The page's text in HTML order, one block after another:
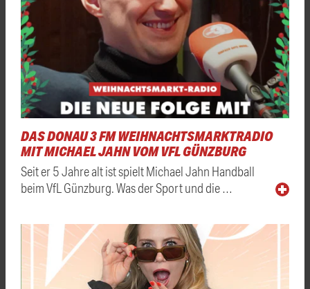
DAS DONAU 3 FM WEIHNACHTSMARKTRADIO
MIT MICHAEL JAHN VOM VFL GÜNZBURG
Seit er 5 Jahre alt ist spielt Michael Jahn Handball
beim VfL Günzburg. Was der Sport und die …